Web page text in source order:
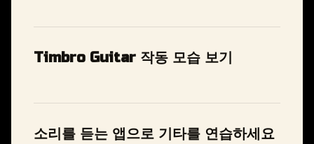
Timbro Guitar 작동 모습 보기
소리를 듣는 앱으로 기타를 연습하세요